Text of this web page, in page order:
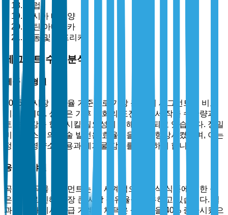
유럽
아시아 태평양
라틴 아메리카
중동 및 아프리카
세그먼트 수준 분석
제품 유형별
2025년 시장 점유율 기준으로 가장 큰 하위 세그먼트는 비료
기계입니다. 성장은 기후 변화의 도전 속에서 작물 수확량과
토양 건강을 향상시킬 필요성에 의해 촉진되고 있습니다. 정밀
비료 시스템의 기술 발전은 효율성을 35% 향상시켰으며, 이는
정확한 영양소 적용과 폐기물 감소를 가능하게 합니다.
응용 분야별
곡물 및 곡물 세그먼트는 전 세계적으로 주식 식품에 대한 높
은 수요로 인해 가장 큰 시장 점유율을 보유하고 있습니다. 밀
과 쌀 재배에서 고급 기계의 채택은 생산성을 40% 증가시켰으